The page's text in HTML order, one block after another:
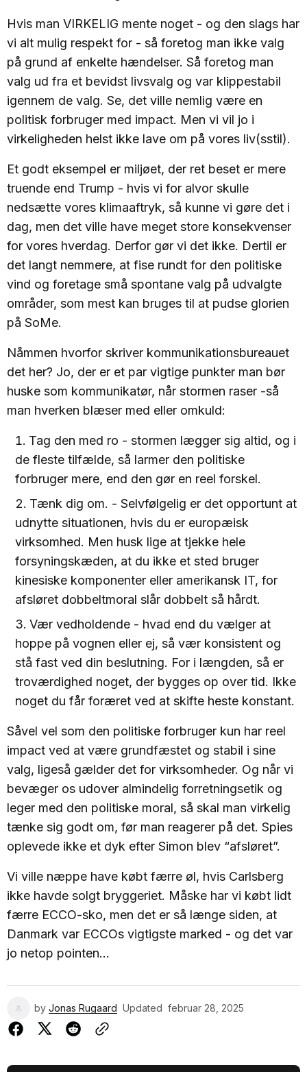
Hvis man VIRKELIG mente noget - og den slags har
vi alt mulig respekt for - så foretog man ikke valg
på grund af enkelte hændelser. Så foretog man
valg ud fra et bevidst livsvalg og var klippestabil
igennem de valg. Se, det ville nemlig være en
politisk forbruger med impact. Men vi vil jo i
virkeligheden helst ikke lave om på vores liv(sstil).
Et godt eksempel er miljøet, der ret beset er mere
truende end Trump - hvis vi for alvor skulle
nedsætte vores klimaaftryk, så kunne vi gøre det i
dag, men det ville have meget store konsekvenser
for vores hverdag. Derfor gør vi det ikke. Dertil er
det langt nemmere, at fise rundt for den politiske
vind og foretage små spontane valg på udvalgte
områder, som mest kan bruges til at pudse glorien
på SoMe.
Nåmmen hvorfor skriver kommunikationsbureauet
det her? Jo, der er et par vigtige punkter man bør
huske som kommunikatør, når stormen raser -så
man hverken blæser med eller omkuld:
Tag den med ro - stormen lægger sig altid, og i
de fleste tilfælde, så larmer den politiske
forbruger mere, end den gør en reel forskel.
Tænk dig om. - Selvfølgelig er det opportunt at
udnytte situationen, hvis du er europæisk
virksomhed. Men husk lige at tjekke hele
forsyningskæden, at du ikke et sted bruger
kinesiske komponenter eller amerikansk IT, for
afsløret dobbeltmoral slår dobbelt så hårdt.
Vær vedholdende - hvad end du vælger at
hoppe på vognen eller ej, så vær konsistent og
stå fast ved din beslutning. For i længden, så er
troværdighed noget, der bygges op over tid. Ikke
noget du får foræret ved at skifte heste konstant.
Såvel vel som den politiske forbruger kun har reel
impact ved at være grundfæstet og stabil i sine
valg, ligeså gælder det for virksomheder. Og når vi
bevæger os udover almindelig forretningsetik og
leger med den politiske moral, så skal man virkelig
tænke sig godt om, før man reagerer på det. Spies
oplevede ikke et dyk efter Simon blev “afsløret”.
Vi ville næppe have købt færre øl, hvis Carlsberg
ikke havde solgt bryggeriet. Måske har vi købt lidt
færre ECCO-sko, men det er så længe siden, at
Danmark var ECCOs vigtigste marked - og det var
jo netop pointen...
by Jonas Rugaard Updated februar 28, 2025